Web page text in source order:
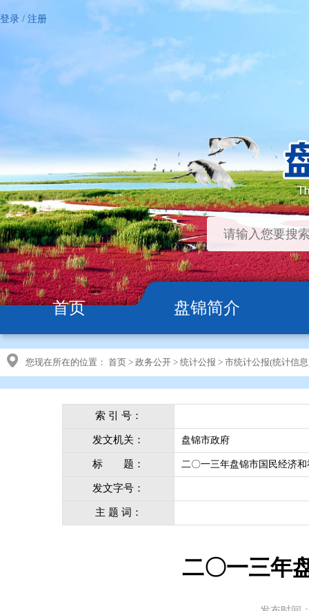
登录 / 注册
首页 盘锦简介
您现在所在的位置： 首页 > 政务公开 > 统计公报 > 市统计公报(统计信
索 引 号：
发文机关： 盘锦市政府
标 题： 二〇一三年盘锦市国民经济
发文字号：
主 题 词：
二〇一三年